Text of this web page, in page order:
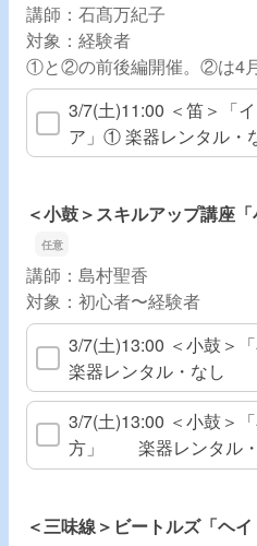
講師：石髙万紀子
対象：経験者
①と②の前後編開催。②は4
3/7(土)11:00 ＜笛＞「
ア」① 楽器レンタル・
＜小鼓＞スキルアップ講座
講師：島村聖香
対象：初心者〜経験者
3/7(土)13:00 ＜小鼓＞
楽器レンタル・なし
3/7(土)13:00 ＜小鼓＞
方」 楽器レンタル
＜三味線＞ビートルズ「ヘ